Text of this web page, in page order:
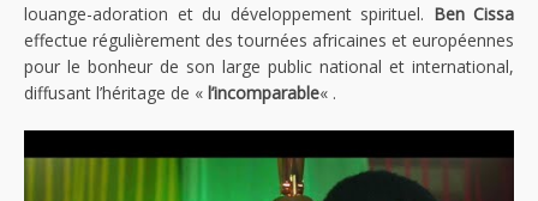
louange-adoration et du développement spirituel. Ben Cissa
effectue régulièrement des tournées africaines et européennes
pour le bonheur de son large public national et international,
diffusant l’héritage de « l’incomparable« .